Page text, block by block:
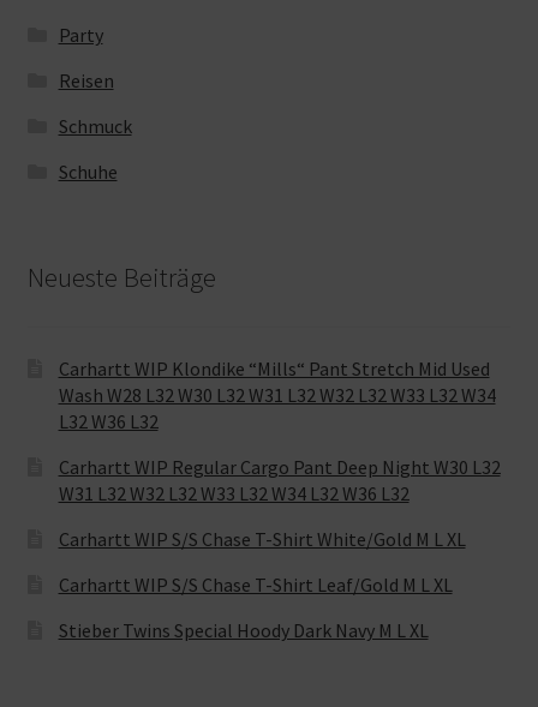
Party
Reisen
Schmuck
Schuhe
Neueste Beiträge
Carhartt WIP Klondike “Mills“ Pant Stretch Mid Used
Wash W28 L32 W30 L32 W31 L32 W32 L32 W33 L32 W34
L32 W36 L32
Carhartt WIP Regular Cargo Pant Deep Night W30 L32
W31 L32 W32 L32 W33 L32 W34 L32 W36 L32
Carhartt WIP S/S Chase T-Shirt White/Gold M L XL
Carhartt WIP S/S Chase T-Shirt Leaf/Gold M L XL
Stieber Twins Special Hoody Dark Navy M L XL